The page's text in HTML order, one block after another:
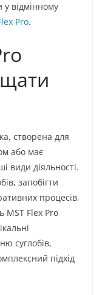
відмінному
Pro.
створена для
або має
види діяльності.
запобігти
процесів,
MST Flex Pro
суглобів,
підхід